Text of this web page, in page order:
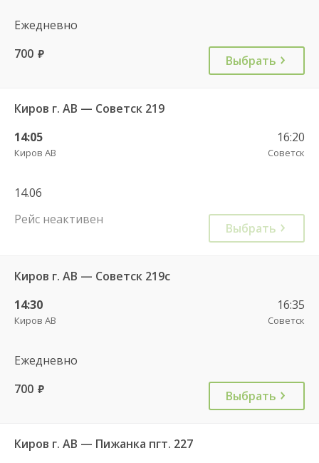
Ежедневно
700 руб. Выбрать
Киров г. АВ — Советск 219
14:05
Киров АВ
16:20
Советск
14.06
Рейс неактивен
Выбрать
Киров г. АВ — Советск 219с
14:30
Киров АВ
16:35
Советск
Ежедневно
700 руб. Выбрать
Киров г. АВ — Пижанка пгт. 227